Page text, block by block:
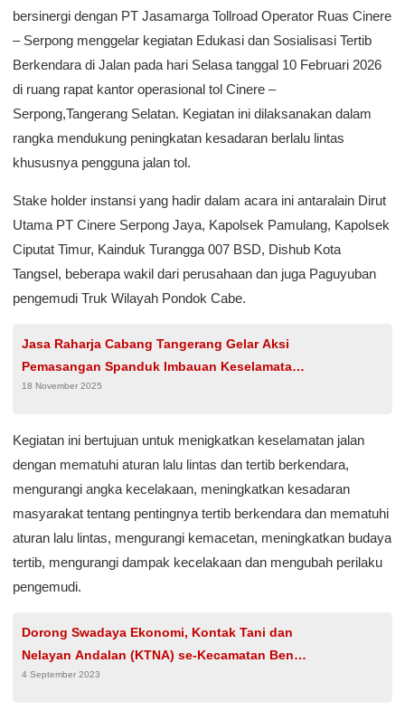
bersinergi dengan PT Jasamarga Tollroad Operator Ruas Cinere
– Serpong menggelar kegiatan Edukasi dan Sosialisasi Tertib
Berkendara di Jalan pada hari Selasa tanggal 10 Februari 2026
di ruang rapat kantor operasional tol Cinere –
Serpong,Tangerang Selatan. Kegiatan ini dilaksanakan dalam
rangka mendukung peningkatan kesadaran berlalu lintas
khususnya pengguna jalan tol.
Stake holder instansi yang hadir dalam acara ini antaralain Dirut
Utama PT Cinere Serpong Jaya, Kapolsek Pamulang, Kapolsek
Ciputat Timur, Kainduk Turangga 007 BSD, Dishub Kota
Tangsel, beberapa wakil dari perusahaan dan juga Paguyuban
pengemudi Truk Wilayah Pondok Cabe.
Jasa Raharja Cabang Tangerang Gelar Aksi
Pemasangan Spanduk Imbauan Keselamatan
Berlalu Lintas di Pertigaan Gading Serpong
18 November 2025
Kegiatan ini bertujuan untuk menigkatkan keselamatan jalan
dengan mematuhi aturan lalu lintas dan tertib berkendara,
mengurangi angka kecelakaan, meningkatkan kesadaran
masyarakat tentang pentingnya tertib berkendara dan mematuhi
aturan lalu lintas, mengurangi kemacetan, meningkatkan budaya
tertib, mengurangi dampak kecelakaan dan mengubah perilaku
pengemudi.
Dorong Swadaya Ekonomi, Kontak Tani dan
Nelayan Andalan (KTNA) se-Kecamatan Benda
Dibentuk!
4 September 2023